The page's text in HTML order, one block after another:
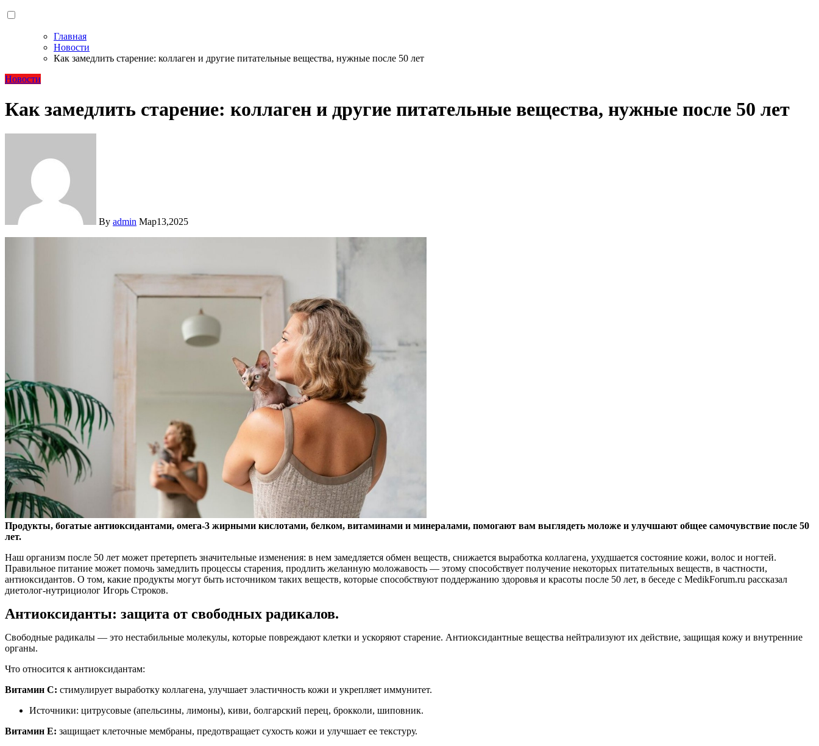
Главная
Новости
Как замедлить старение: коллаген и другие питательные вещества, нужные после 50 лет
Новости
Как замедлить старение: коллаген и другие питательные вещества, нужные после 50 лет
By admin Мар13,2025
Продукты, богатые антиоксидантами, омега-3 жирными кислотами, белком, витаминами и минералами, помогают вам выглядеть моложе и улучшают общее самочувствие после 50
лет.
Наш организм после 50 лет может претерпеть значительные изменения: в нем замедляется обмен веществ, снижается выработка коллагена, ухудшается состояние кожи, волос и ногтей.
Правильное питание может помочь замедлить процессы старения, продлить желанную моложавость — этому способствует получение некоторых питательных веществ, в частности,
антиоксидантов. О том, какие продукты могут быть источником таких веществ, которые способствуют поддержанию здоровья и красоты после 50 лет, в беседе с MedikForum.ru рассказал
диетолог-нутрициолог Игорь Строков.
Антиоксиданты: защита от свободных радикалов.
Свободные радикалы — это нестабильные молекулы, которые повреждают клетки и ускоряют старение. Антиоксидантные вещества нейтрализуют их действие, защищая кожу и внутренние
органы.
Что относится к антиоксидантам:
Витамин С: стимулирует выработку коллагена, улучшает эластичность кожи и укрепляет иммунитет.
Источники: цитрусовые (апельсины, лимоны), киви, болгарский перец, брокколи, шиповник.
Витамин Е: защищает клеточные мембраны, предотвращает сухость кожи и улучшает ее текстуру.